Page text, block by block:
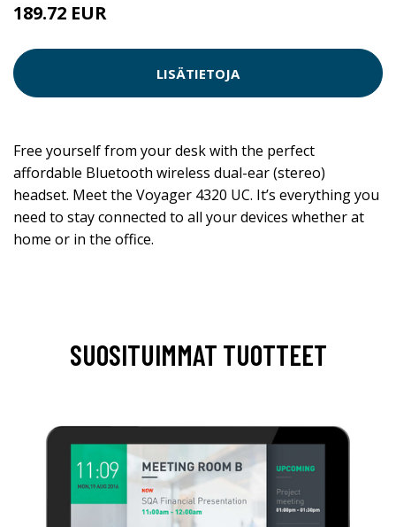
189.72 EUR
LISÄTIETOJA
Free yourself from your desk with the perfect
affordable Bluetooth wireless dual-ear (stereo)
headset. Meet the Voyager 4320 UC. It’s everything you
need to stay connected to all your devices whether at
home or in the office.
SUOSITUIMMAT TUOTTEET